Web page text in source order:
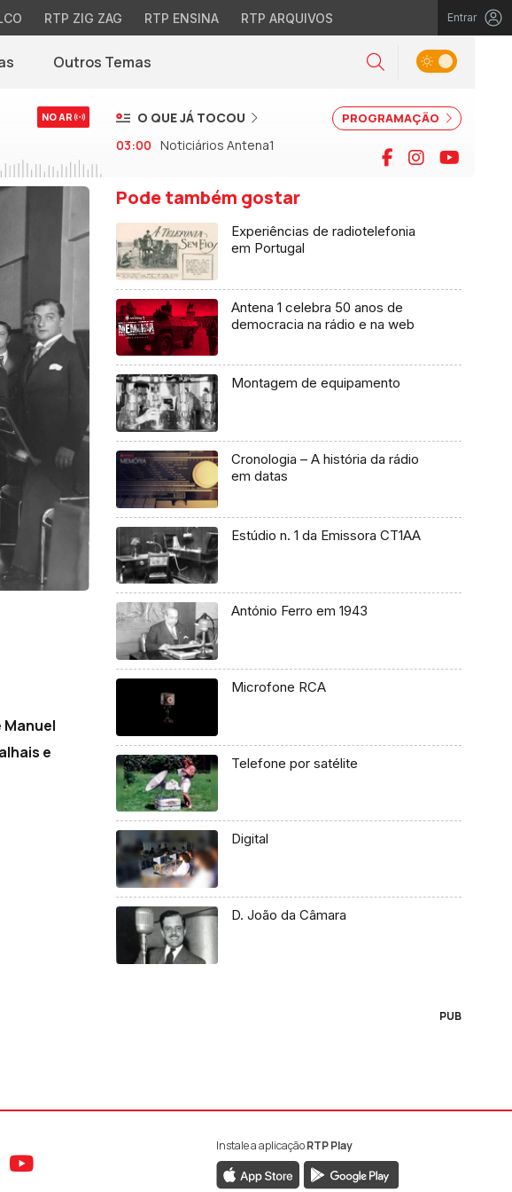
RTP ZIG ZAG RTP ENSINA RTP ARQUIVOS Entrar
em nova janela)
Outros Temas Pesquisar
Alternar tema
NO AR PROGRAMAÇÃO
O QUE JÁ TOCOU
03:00 Noticiários Antena1 Facebook
Instagram
e
Pode também gostar
Experiências de radiotelefonia
em Portugal
Antena 1 celebra 50 anos de
democracia na rádio e na web
Montagem de equipamento
Cronologia – A história da rádio
em datas
Estúdio n. 1 da Emissora CT1AA
António Ferro em 1943
Microfone RCA
Telefone por satélite
Digital
D. João da Câmara
PUB
ao Facebook da RTP Antena 1
ao Instagram da RTP Antena 1
Aceder ao YouTube da RTP Antena 1
Instale a aplicaçãoRTP Play